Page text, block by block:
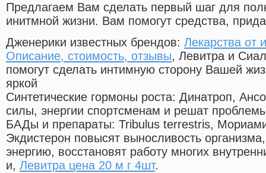
Предлагаем Вам сделать первый шаг для
инитмной жизни. Вам помогут средства,
Дженерики известных брендов: Лекарства от
Описание, стоимость, отзывы, Левитра и
помогут сделать интимную сторону Вашей
яркой
Синтетические гормоны роста: Динатроп,
силы, энергии спортсменам и решат
БАДы и препараты: Tribulus terrestris,
Экдистерон повысят выносливость
энергию, восстановят работу многих
и, Левитра цена 20 м г 4шт.